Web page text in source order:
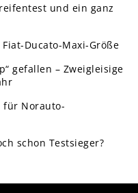
und ein ganz
Ducato-Maxi-Größe
gefallen – Zweigleisige
für Norauto-
schon Testsieger?